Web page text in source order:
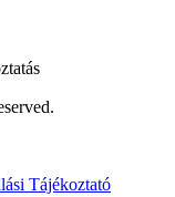
Tájékoztató